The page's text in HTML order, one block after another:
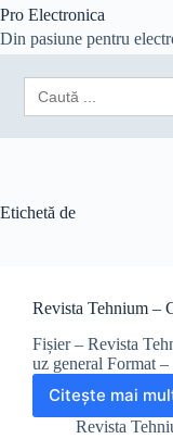
Sari
conținut
Pro Electronica
Din pasiune pentru
Search
for:
Etichetă de
Revista Tehnium –
Fișier – Revista
uz general Format
Citește mai
Revista